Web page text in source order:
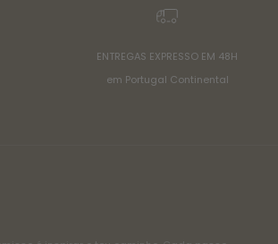
ENTREGAS EXPRESSO EM 48H
em Portugal Continental